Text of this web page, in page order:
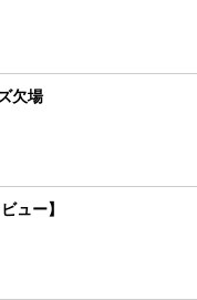
欠場
ュー】